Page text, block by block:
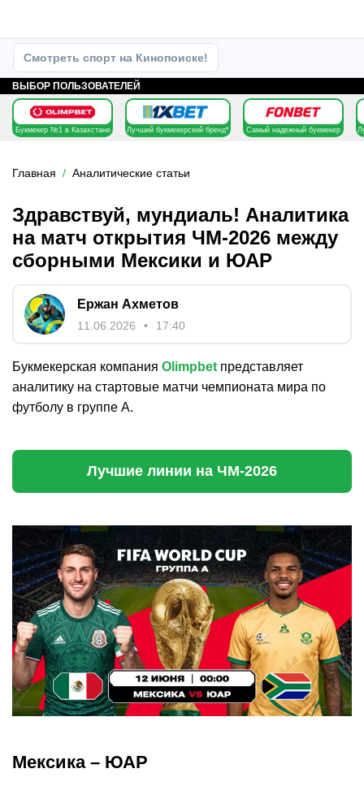
Смотреть спорт на Кинопоиске!
ВЫБОР ПОЛЬЗОВАТЕЛЕЙ
Букмекер №1 в Казахстане Лучший букмекерский бренд* Самый надежный букмекер
Главная Аналитические статьи
Здравствуй, мундиаль! Аналитика
на матч открытия ЧМ-2026 между
сборными Мексики и ЮАР
Ержан Ахметов
11.06.2026 17:40
Букмекерская компания Olimpbet представляет
аналитику на стартовые матчи чемпионата мира по
футболу в группе А.
Лучшие линии на ЧМ-2026
Мексика – ЮАР